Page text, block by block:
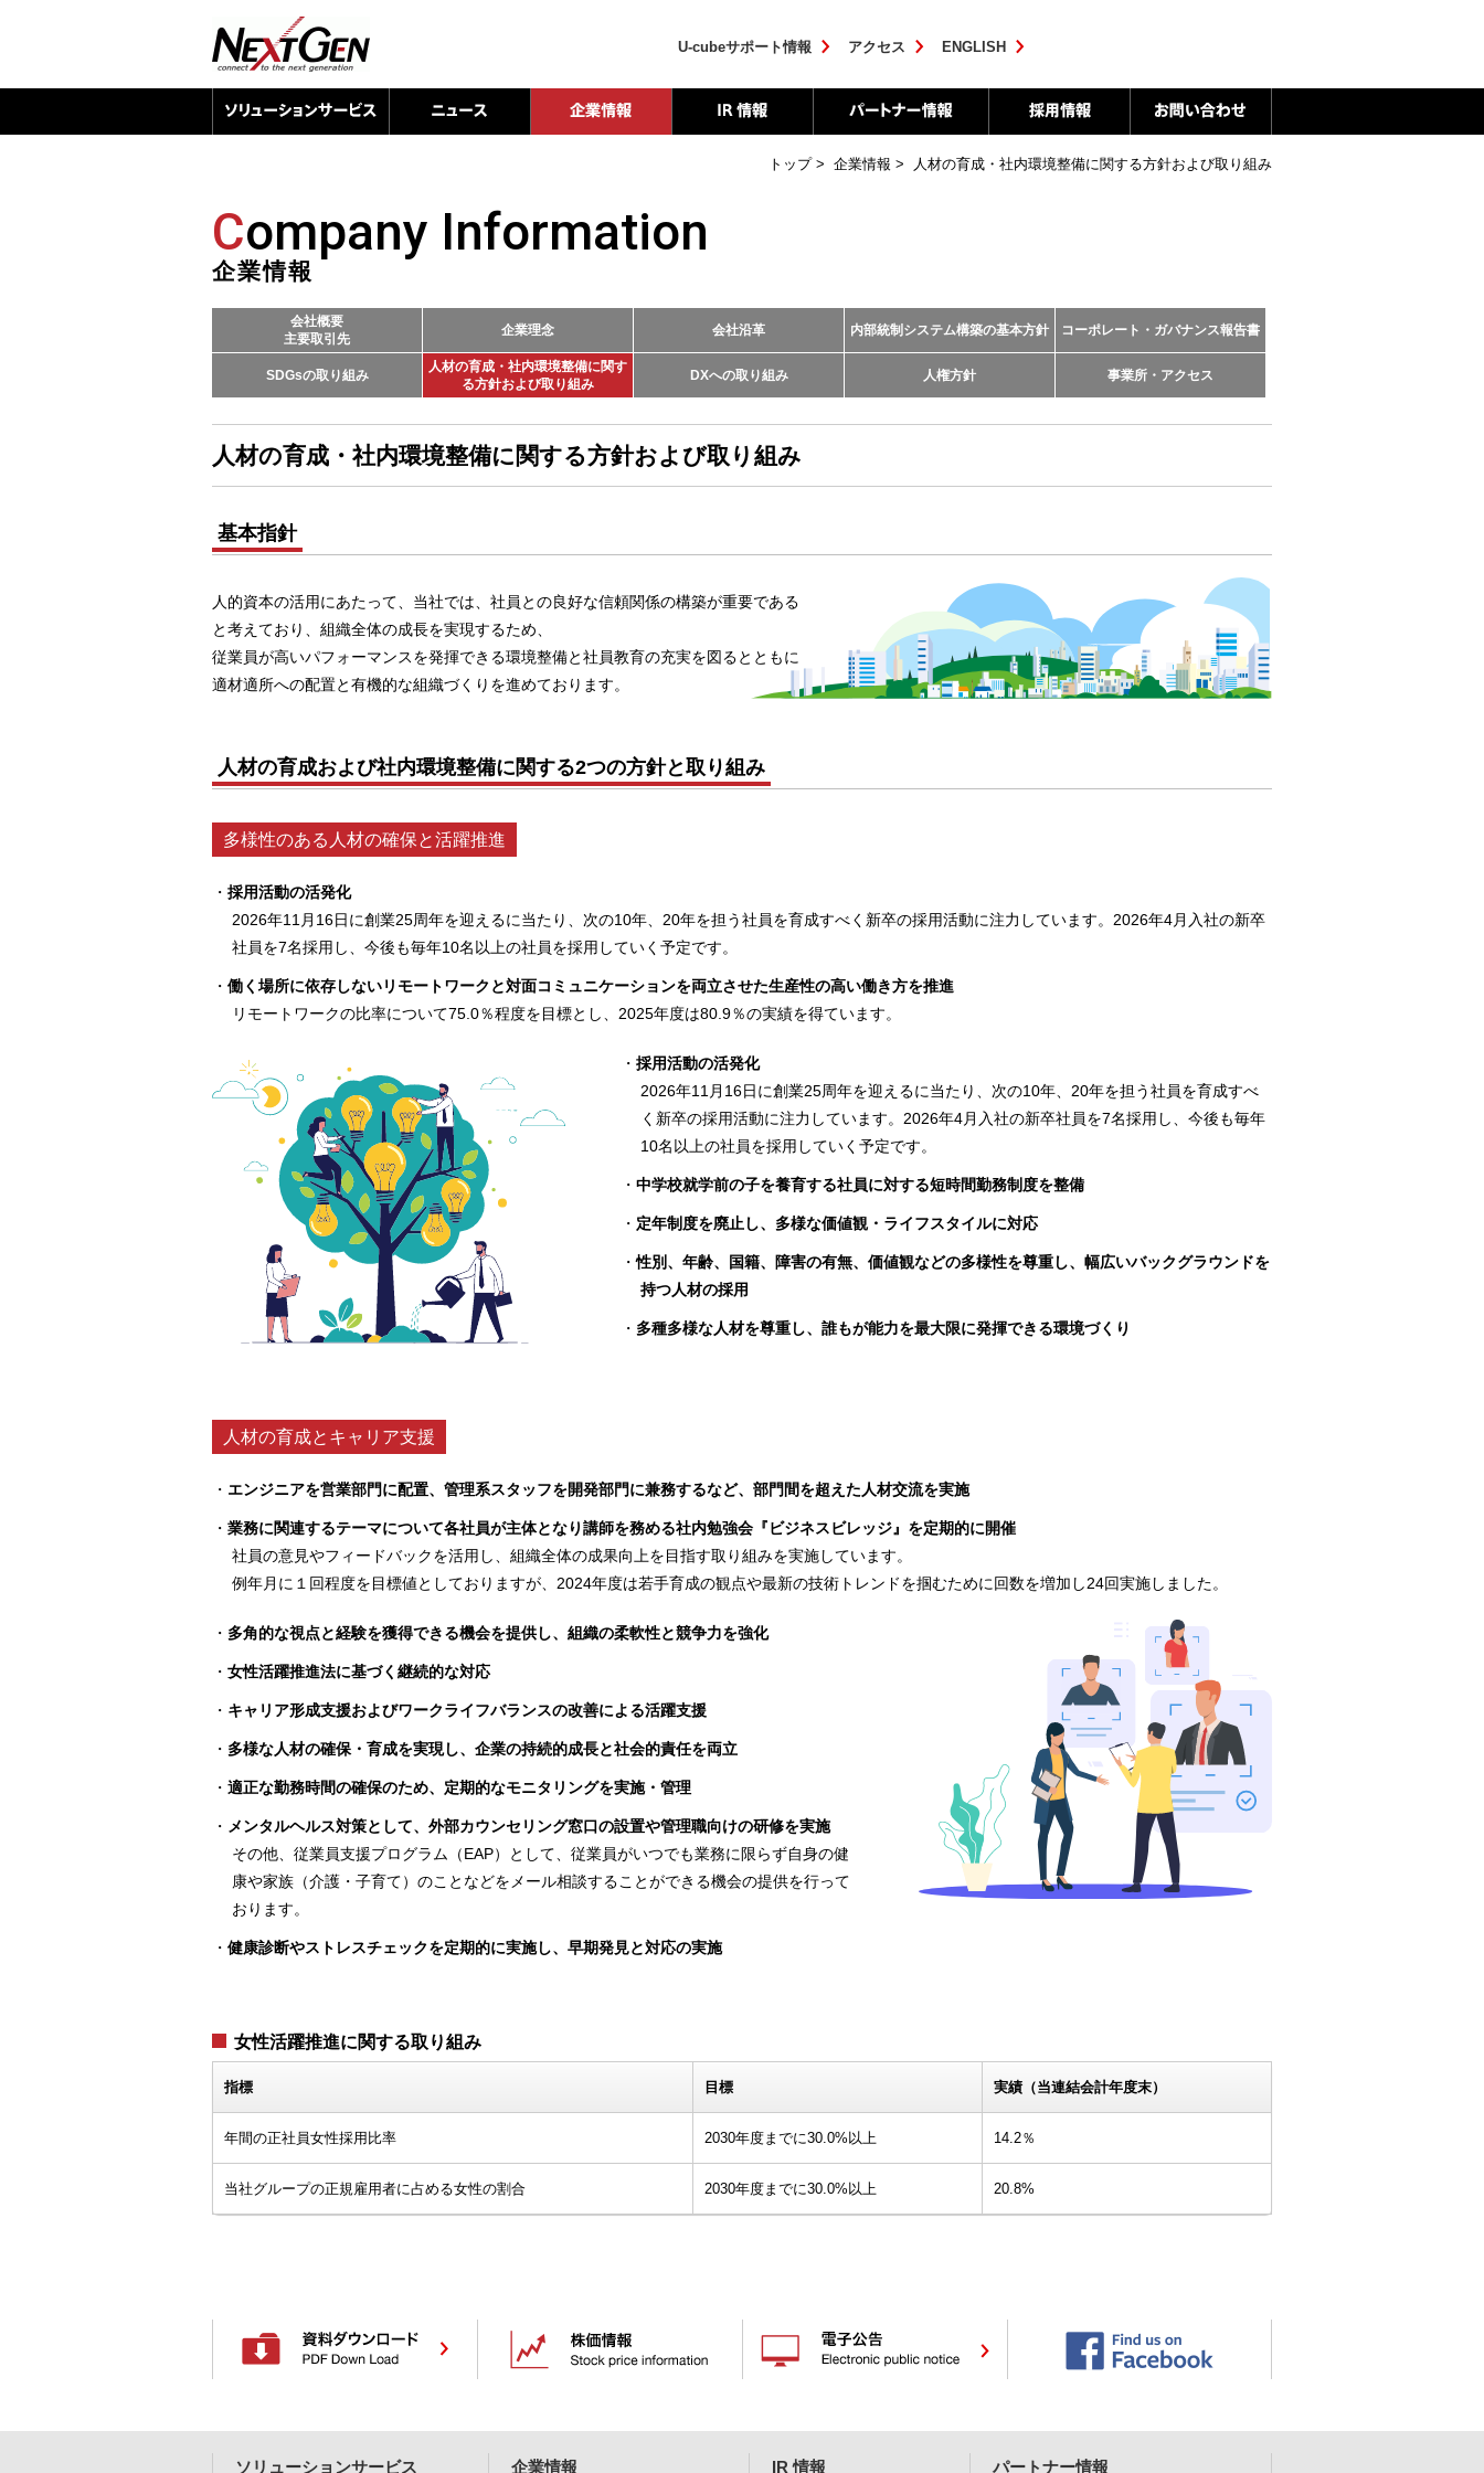
U-cubeサポート情報 アクセス ENGLISH
トップ > 企業情報 > 人材の育成・社内環境整備に関する方針および取り組み
Company Information
企業情報
会社概要
主要取引先
企業理念 会社沿革 内部統制システム構築の基本方針 コーポレート・ガバナンス報告書
SDGsの取り組み
人材の育成・社内環境整備に関す
る方針および取り組み
DXへの取り組み 人権方針 事業所・アクセス
人材の育成・社内環境整備に関する方針および取り組み
基本指針
人的資本の活用にあたって、当社では、社員との良好な信頼関係の構築が重要である
と考えており、組織全体の成長を実現するため、
従業員が高いパフォーマンスを発揮できる環境整備と社員教育の充実を図るとともに
適材適所への配置と有機的な組織づくりを進めております。
人材の育成および社内環境整備に関する2つの方針と取り組み
多様性のある人材の確保と活躍推進
採用活動の活発化
2026年11月16日に創業25周年を迎えるに当たり、次の10年、20年を担う社員を育成すべく新卒の採用活動に注力しています。2026年4月入社の新卒
社員を7名採用し、今後も毎年10名以上の社員を採用していく予定です。
働く場所に依存しないリモートワークと対面コミュニケーションを両立させた生産性の高い働き方を推進
リモートワークの比率について75.0％程度を目標とし、2025年度は80.9％の実績を得ています。
採用活動の活発化
2026年11月16日に創業25周年を迎えるに当たり、次の10年、20年を担う社員を育成すべ
く新卒の採用活動に注力しています。2026年4月入社の新卒社員を7名採用し、今後も毎年
10名以上の社員を採用していく予定です。
中学校就学前の子を養育する社員に対する短時間勤務制度を整備
定年制度を廃止し、多様な価値観・ライフスタイルに対応
性別、年齢、国籍、障害の有無、価値観などの多様性を尊重し、幅広いバックグラウンドを
持つ人材の採用
多種多様な人材を尊重し、誰もが能力を最大限に発揮できる環境づくり
人材の育成とキャリア支援
エンジニアを営業部門に配置、管理系スタッフを開発部門に兼務するなど、部門間を超えた人材交流を実施
業務に関連するテーマについて各社員が主体となり講師を務める社内勉強会『ビジネスビレッジ』を定期的に開催
社員の意見やフィードバックを活用し、組織全体の成果向上を目指す取り組みを実施しています。
例年月に１回程度を目標値としておりますが、2024年度は若手育成の観点や最新の技術トレンドを掴むために回数を増加し24回実施しました。
多角的な視点と経験を獲得できる機会を提供し、組織の柔軟性と競争力を強化
女性活躍推進法に基づく継続的な対応
キャリア形成支援およびワークライフバランスの改善による活躍支援
多様な人材の確保・育成を実現し、企業の持続的成長と社会的責任を両立
適正な勤務時間の確保のため、定期的なモニタリングを実施・管理
メンタルヘルス対策として、外部カウンセリング窓口の設置や管理職向けの研修を実施
その他、従業員支援プログラム（EAP）として、従業員がいつでも業務に限らず自身の健
康や家族（介護・子育て）のことなどをメール相談することができる機会の提供を行って
おります。
健康診断やストレスチェックを定期的に実施し、早期発見と対応の実施
女性活躍推進に関する取り組み
指標 目標 実績（当連結会計年度末）
年間の正社員女性採用比率 2030年度までに30.0%以上 14.2％
当社グループの正規雇用者に占める女性の割合 2030年度までに30.0%以上 20.8%
ソリューションサービス 企業情報 IR 情報 パートナー情報